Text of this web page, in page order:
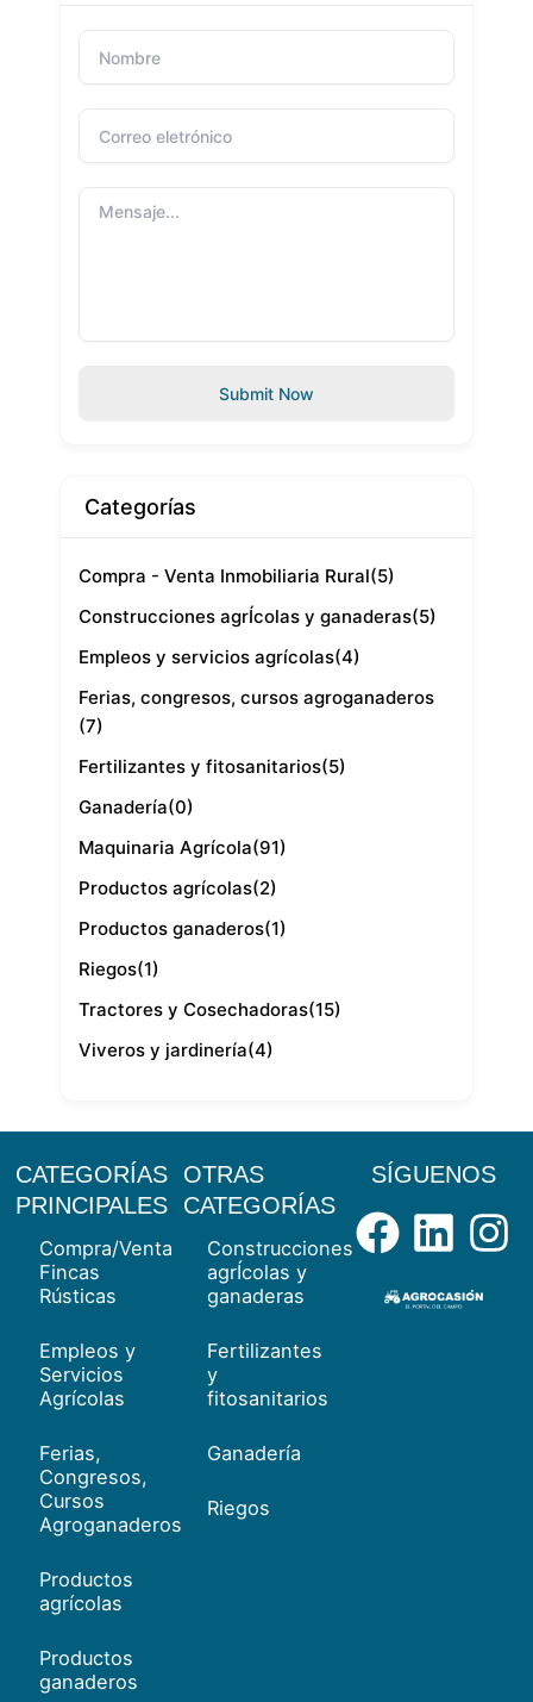
Submit Now
Categorías
Compra - Venta Inmobiliaria Rural(5)
Construcciones agrÍcolas y ganaderas(5)
Empleos y servicios agrícolas(4)
Ferias, congresos, cursos agroganaderos
(7)
Fertilizantes y fitosanitarios(5)
Ganadería(0)
Maquinaria Agrícola(91)
Productos agrícolas(2)
Productos ganaderos(1)
Riegos(1)
Tractores y Cosechadoras(15)
Viveros y jardinería(4)
CATEGORÍAS
PRINCIPALES
Compra/Venta
Fincas
Rústicas
Empleos y
Servicios
Agrícolas
Ferias,
Congresos,
Cursos
Agroganaderos
Productos
agrícolas
Productos
ganaderos
OTRAS
CATEGORÍAS
Construcciones
agrÍcolas y
ganaderas
Fertilizantes
y
fitosanitarios
Ganadería
Riegos
SÍGUENOS